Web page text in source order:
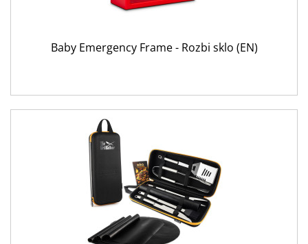
Baby Emergency Frame - Rozbi sklo (EN)